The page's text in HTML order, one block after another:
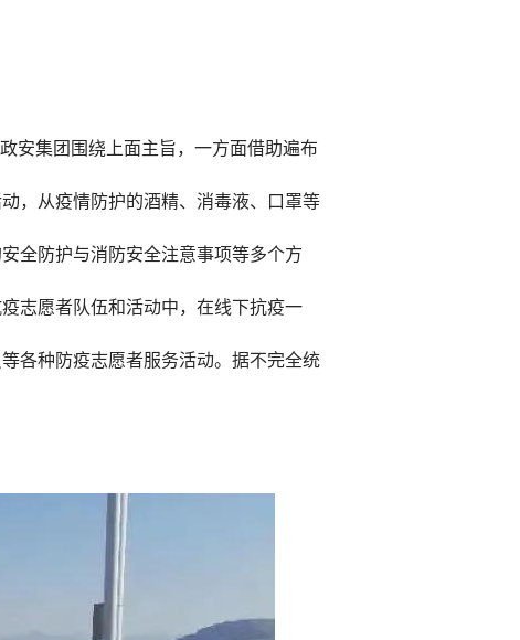
安集团围绕上面主旨，一方面借助遍布
，从疫情防护的酒精、消毒液、口罩等
全防护与消防安全注意事项等多个方
志愿者队伍和活动中，在线下抗疫一
各种防疫志愿者服务活动。据不完全统